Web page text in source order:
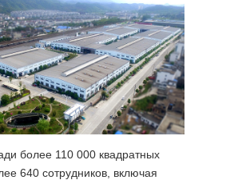
более 110 000 квадратных
640 сотрудников, включая